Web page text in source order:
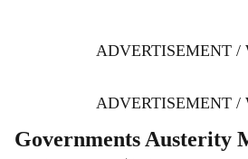
ADVERTISEMENT /
ADVERTISEMENT /
Governments Austerity